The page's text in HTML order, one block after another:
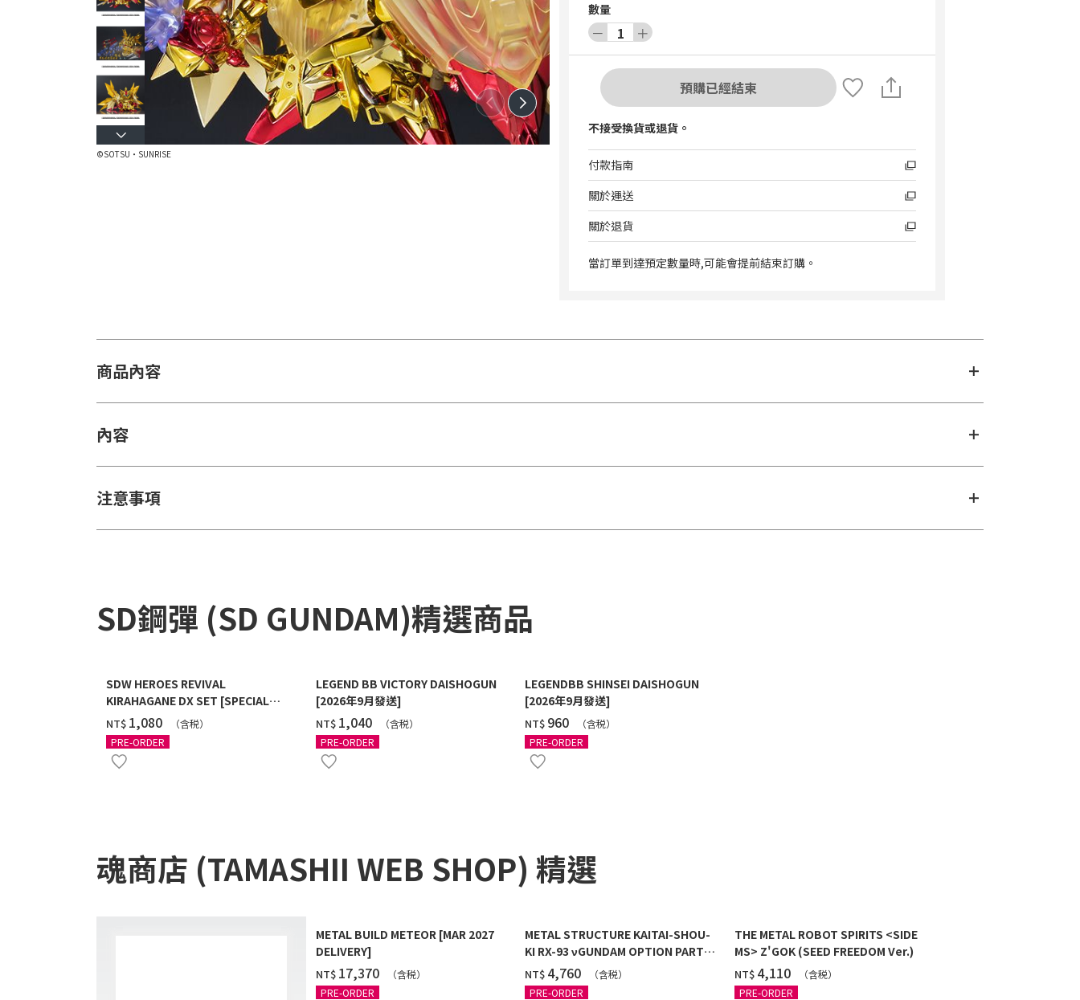
©SOTSU・SUNRISE
數量
－ 1 ＋
預購已經結束
不接受換貨或退貨。
付款指南
關於運送
關於退貨
當訂單到達預定數量時,可能會提前結束訂購。
商品內容
內容
注意事項
SD鋼彈 (SD GUNDAM)精選商品
SDW HEROES REVIVAL
KIRAHAGANE DX SET [SPECIAL
COATING] [2027年2月發送]
NT$ ‌1,080
（含税）
PRE-ORDER
LEGEND BB VICTORY DAISHOGUN
[2026年9月發送]
NT$ ‌1,040
（含税）
PRE-ORDER
LEGENDBB SHINSEI DAISHOGUN
[2026年9月發送]
NT$ ‌960
（含税）
PRE-ORDER
魂商店 (TAMASHII WEB SHOP) 精選
METAL BUILD METEOR [MAR 2027
DELIVERY]
NT$ ‌17,370
（含税）
PRE-ORDER
METAL STRUCTURE KAITAI-SHOU-
KI RX-93 νGUNDAM OPTION PARTS
LONDO BELL ENGINEERS
NT$ ‌4,760
（含税）
PRE-ORDER
THE METAL ROBOT SPIRITS <SIDE
MS> Z'GOK (SEED FREEDOM Ver.)
NT$ ‌4,110
（含税）
PRE-ORDER